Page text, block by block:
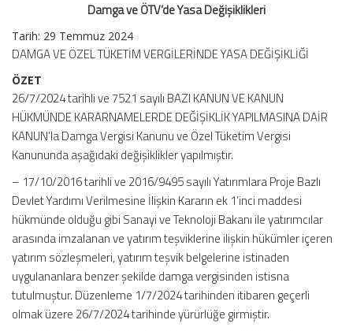
Damga ve ÖTV’de Yasa Değişiklikleri
Tarih: 29 Temmuz 2024
DAMGA VE ÖZEL TÜKETİM VERGİLERİNDE YASA DEĞİŞİKLİĞİ
ÖZET
26/7/2024 tarihli ve 7521 sayılı BAZI KANUN VE KANUN
HÜKMÜNDE KARARNAMELERDE DEĞİŞİKLİK YAPILMASINA DAİR
KANUN’la Damga Vergisi Kanunu ve Özel Tüketim Vergisi
Kanununda aşağıdaki değişiklikler yapılmıştır.
– 17/10/2016 tarihli ve 2016/9495 sayılı Yatırımlara Proje Bazlı
Devlet Yardımı Verilmesine İlişkin Kararın ek 1’inci maddesi
hükmünde olduğu gibi Sanayi ve Teknoloji Bakanı ile yatırımcılar
arasında imzalanan ve yatırım teşviklerine ilişkin hükümler içeren
yatırım sözleşmeleri, yatırım teşvik belgelerine istinaden
uygulananlara benzer şekilde damga vergisinden istisna
tutulmuştur. Düzenleme 1/7/2024 tarihinden itibaren geçerli
olmak üzere 26/7/2024 tarihinde yürürlüğe girmiştir.